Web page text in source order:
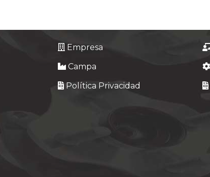
Empresa
Campa
Política Privacidad